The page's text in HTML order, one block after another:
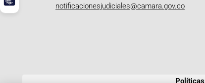
notificacionesjudiciales@camara.gov.co
Políticas